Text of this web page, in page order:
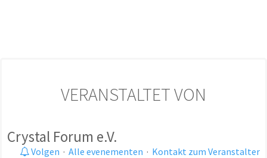
VERANSTALTET VON
Crystal Forum e.V.
Volgen · Alle evenementen · Kontakt zum Veranstalter